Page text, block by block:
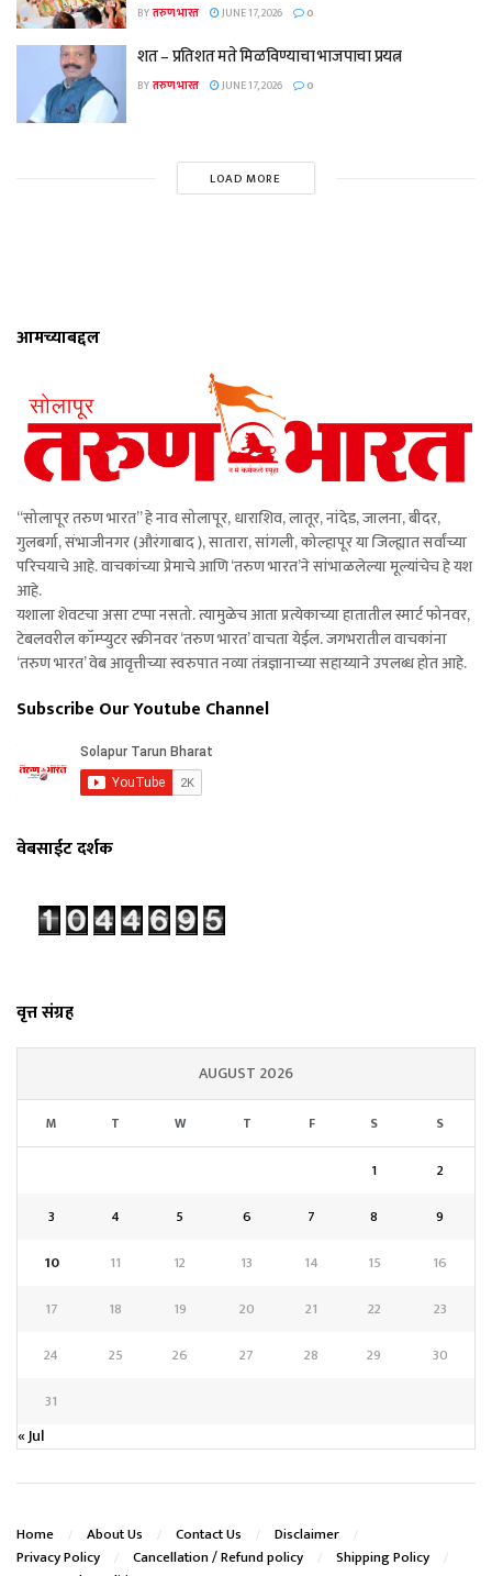
BYतरुण भारत JUNE 17, 2026 0
शत – प्रतिशत मते मिळविण्याचा भाजपाचा प्रयत्न
BYतरुण भारत JUNE 17, 2026 0
LOAD MORE
आमच्याबद्दल
“सोलापूर तरुण भारत” हे नाव सोलापूर, धाराशिव, लातूर, नांदेड, जालना, बीदर,
गुलबर्गा, संभाजीनगर (औरंगाबाद ), सातारा, सांगली, कोल्हापूर या जिल्ह्यात सर्वांच्या
परिचयाचे आहे. वाचकांच्या प्रेमाचे आणि ‘तरुण भारत’ने सांभाळलेल्या मूल्यांचेच हे यश
आहे.
यशाला शेवटचा असा टप्पा नसतो. त्यामुळेच आता प्रत्येकाच्या हातातील स्मार्ट फोनवर,
टेबलवरील कॉम्प्युटर स्क्रीनवर ‘तरुण भारत’ वाचता येईल. जगभरातील वाचकांना
‘तरुण भारत’ वेब आवृत्तीच्या स्वरुपात नव्या तंत्रज्ञानाच्या सहाय्याने उपलब्ध होत आहे.
Subscribe Our Youtube Channel
वेबसाईट दर्शक
वृत्त संग्रह
AUGUST 2026
M T W T F S S
1
2
3
4 5 6 7 8
9
10
11 12 13 14 15
16
17
18 19 20 21 22
23
24
25 26 27 28 29
30
31
« Jul
Home About Us Contact Us
Disclaimer
Privacy Policy
Cancellation / Refund policy
Shipping Policy